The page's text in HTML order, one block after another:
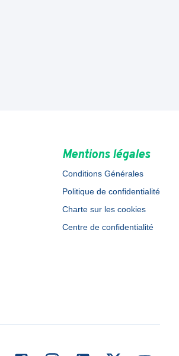
Mentions légales
Conditions Générales
Politique de confidentialité
Charte sur les cookies
Centre de confidentialité